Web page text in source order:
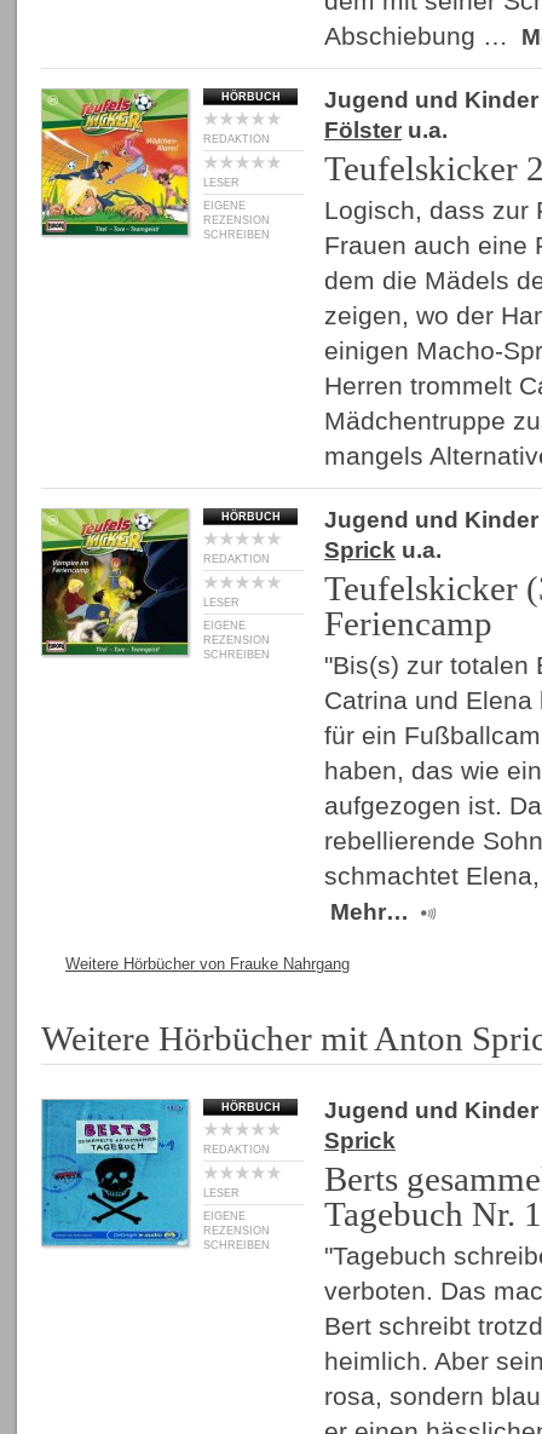
Abschiebung …
HÖRBUCH
REDAKTION
LESER
EIGENE
REZENSION
SCHREIBEN
Jugend und Kinder
Fölster u.a.
Teufelskicker
Logisch, dass zur
Frauen auch eine
dem die Mädels
zeigen, wo der
einigen Macho-
Herren trommelt
Mädchentruppe
mangels
HÖRBUCH
REDAKTION
LESER
EIGENE
REZENSION
SCHREIBEN
Jugend und Kinder
Sprick u.a.
Teufelskicker
Feriencamp
"Bis(s) zur totalen
Catrina und
für ein
haben, das wie
aufgezogen ist.
rebellierende
schmachtet
Mehr…
Weitere Hörbücher von Frauke Nahrgang
Weitere Hörbücher mit Anton
HÖRBUCH
REDAKTION
LESER
EIGENE
REZENSION
SCHREIBEN
Jugend und Kinder
Sprick
Berts
Tagebuch Nr. 1
"Tagebuch
verboten. Das
Bert schreibt
heimlich. Aber
rosa, sondern